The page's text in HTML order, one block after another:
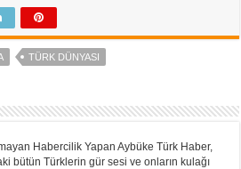
TÜRK DÜNYASI
Habercilik Yapan Aybüke Türk Haber,
bütün Türklerin gür sesi ve onların kulağı